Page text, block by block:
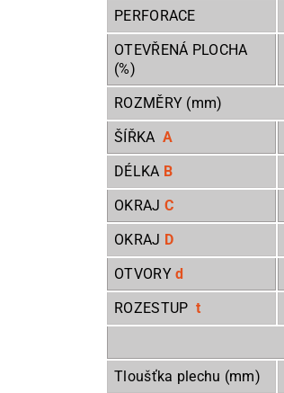
PERFORACE
OTEVŘENÁ PLOCHA
(%)
ROZMĚRY (mm)
ŠÍŘKAA
DÉLKA B
OKRAJ C
OKRAJ D
OTVORYd
ROZESTUP t
Tloušťka plechu (mm)